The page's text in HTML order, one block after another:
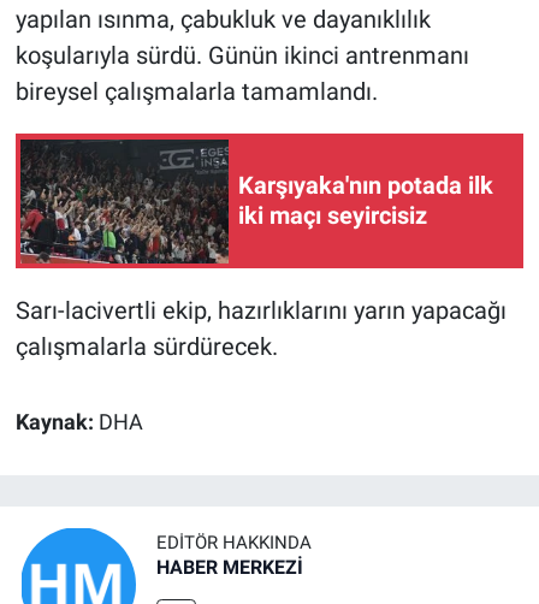
yapılan ısınma, çabukluk ve dayanıklılık
koşularıyla sürdü. Günün ikinci antrenmanı
bireysel çalışmalarla tamamlandı.
Karşıyaka'nın potada ilk
iki maçı seyircisiz
Sarı-lacivertli ekip, hazırlıklarını yarın yapacağı
çalışmalarla sürdürecek.
Kaynak: DHA
EDITÖR HAKKINDA
HABER MERKEZİ